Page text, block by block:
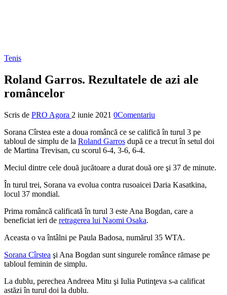
Tenis
Roland Garros. Rezultatele de azi ale
româncelor
Scris de PRO Agora 2 iunie 2021 0Comentariu
Sorana Cîrstea este a doua româncă ce se califică în turul 3 pe
tabloul de simplu de la Roland Garros după ce a trecut în setul doi
de Martina Trevisan, cu scorul 6-4, 3-6, 6-4.
Meciul dintre cele două jucătoare a durat două ore şi 37 de minute.
În turul trei, Sorana va evolua contra rusoaicei Daria Kasatkina,
locul 37 mondial.
Prima româncă calificată în turul 3 este Ana Bogdan, care a
beneficiat ieri de retragerea lui Naomi Osaka.
Aceasta o va întâlni pe Paula Badosa, numărul 35 WTA.
Sorana Cîrstea şi Ana Bogdan sunt singurele românce rămase pe
tabloul feminin de simplu.
La dublu, perechea Andreea Mitu şi Iulia Putinţeva s-a calificat
astăzi în turul doi la dublu.